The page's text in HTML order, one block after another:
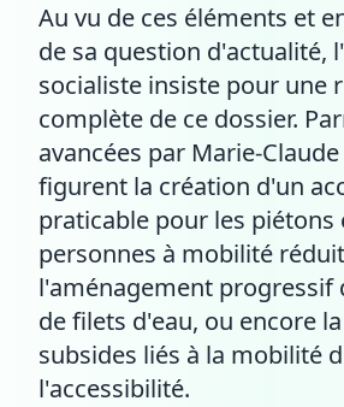
Au vu de ces éléments et
de sa question d'actualité,
socialiste insiste pour une
complète de ce dossier.
avancées par Marie-
figurent la création d'un
praticable pour les piétons
personnes à mobilité
l'aménagement progressif
de filets d'eau, ou encore
subsides liés à la mobilité
l'accessibilité.